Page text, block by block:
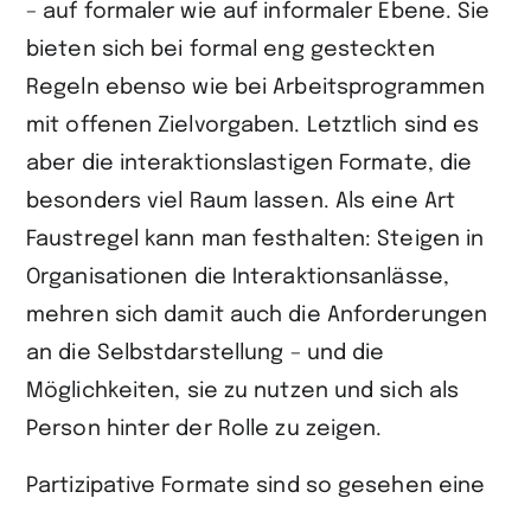
– auf formaler wie auf informaler Ebene. Sie
bieten sich bei formal eng gesteckten
Regeln ebenso wie bei Arbeitsprogrammen
mit offenen Zielvorgaben. Letztlich sind es
aber die interaktionslastigen Formate, die
besonders viel Raum lassen. Als eine Art
Faustregel kann man festhalten: Steigen in
Organisationen die Interaktions­anlässe,
mehren sich damit auch die Anforderungen
an die Selbstdarstellung – und die
Möglichkeiten, sie zu nutzen und sich als
Person hinter der Rolle zu zeigen.
Partizipative Formate sind so gesehen eine